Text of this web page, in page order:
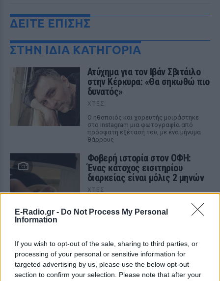
E-Radio.gr - Do Not Process My Personal
Information
If you wish to opt-out of the sale, sharing to third parties, or
processing of your personal or sensitive information for
targeted advertising by us, please use the below opt-out
section to confirm your selection. Please note that after your
ΔΕΙΤΕ ΕΠΙΣΗΣ
ΣΤΗΝ ΙΔΙΑ ΚΑΤΗΓΟΡΙΑ
Ατύχημα για τον Ιβάν Σβιτάιλο
στην Κέρκυρα: «Θα σηκωθώ πιο
δυνατός»
ΧΤΕΣ
Ο ηθοποιός και χορευτής μοιράστηκε
στο Instagram μια φωτογραφία από
πρόσφατη εξέτασή του, με ένα μήνυμα
θάρρους
Φοβερή ιστορία στον ΟΦΗ:
Ένας κάτοχος εισιτηρίου
διαρκείας είναι μόλις 2 μηνών
ΧΤΕΣ
Οπαδός από κούνια κυριολεκτικά στον
ΟΦΗ
Βάλια Χατζηθεοδώρου ‑ οι
φωτογραφίες με μαγιό στην
παραλία
ΧΤΕΣ